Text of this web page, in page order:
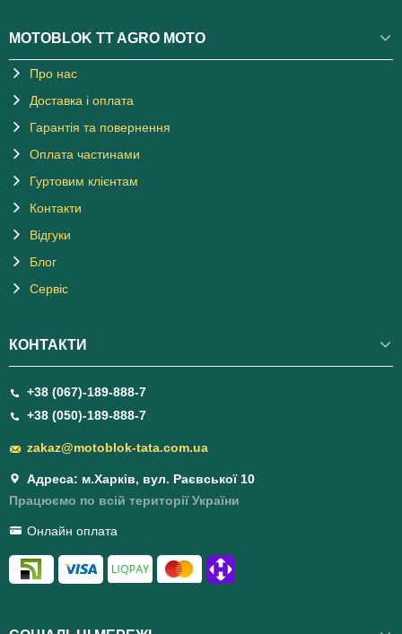
MOTOBLOK TT AGRO MOTO
Про нас
Доставка і оплата
Гарантія та повернення
Оплата частинами
Гуртовим клієнтам
Контакти
Відгуки
Блог
Сервіс
КОНТАКТИ
+38 (067)-189-888-7
+38 (050)-189-888-7
zakaz@motoblok-tata.com.ua
Адреса: м.Харків, вул. Раєвської 10
Працюємо по всій території України
Онлайн оплата